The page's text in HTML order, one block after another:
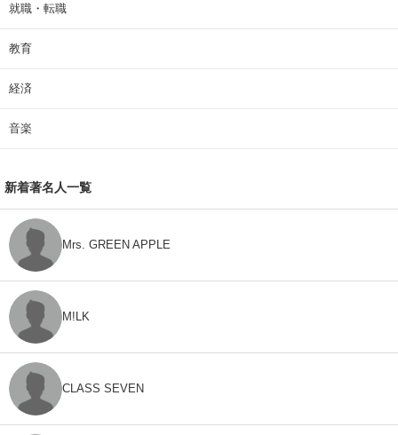
就職・転職
教育
経済
音楽
新着著名人一覧
Mrs. GREEN APPLE
M!LK
CLASS SEVEN